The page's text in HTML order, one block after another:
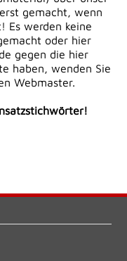
gemacht, wenn
Es werden keine
oder hier
gegen die hier
haben, wenden Sie
Webmaster.